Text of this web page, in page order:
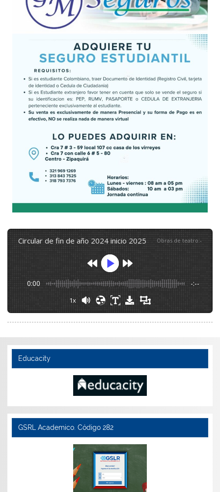
circular de fin de año 2024 inicio 2025 Obras de teatro:-
0:00 -:--
1x
Educacity
GSRL Academico. Código 282